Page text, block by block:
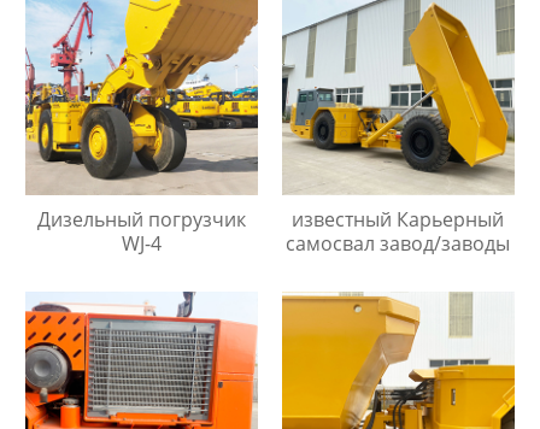
Дизельный погрузчик
WJ-4
известный Карьерный
самосвал завод/заводы